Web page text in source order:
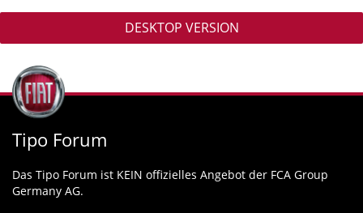
DESKTOP VERSION
Tipo Forum
Das Tipo Forum ist KEIN offizielles Angebot der FCA Group
Germany AG.